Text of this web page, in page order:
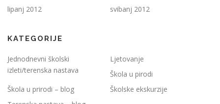
lipanj 2012 svibanj 2012
KATEGORIJE
Jednodnevni školski
izleti/terenska nastava
Ljetovanje
Škola u pirodi
Škola u prirodi – blog
Školske ekskurzije